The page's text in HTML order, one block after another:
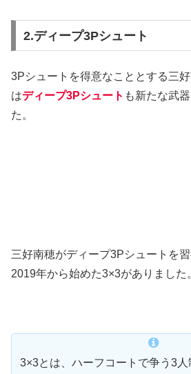
2.ディープ3Pシュート
3Pシュートを得意なこととする三
はディープ3Pシュート も新たな武
た。
三好南穂がディープ3Pシュートを習
2019年から始めた3×3がありました
3×3とは、ハーフコートで争う3